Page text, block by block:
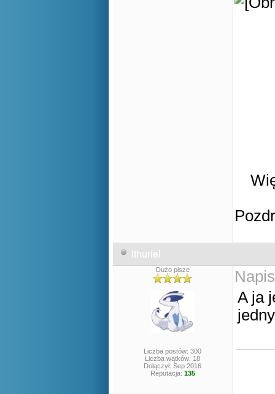
Ithuriel
Dużo pisze
Liczba postów: 300
Liczba wątków: 18
Dołączył: Sep 2016
Reputacja: 135
A ja